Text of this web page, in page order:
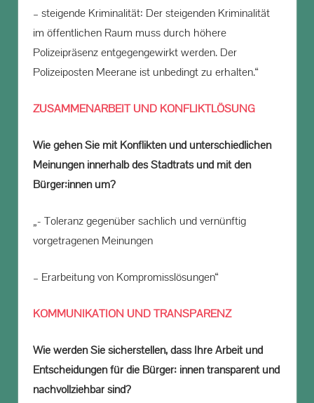
– steigende Kriminalität: Der steigenden Kriminalität
im öffentlichen Raum muss durch höhere
Polizeipräsenz entgegengewirkt werden. Der
Polizeiposten Meerane ist unbedingt zu erhalten.“
ZUSAMMENARBEIT UND KONFLIKTLÖSUNG
Wie gehen Sie mit Konflikten und unterschiedlichen
Meinungen innerhalb des Stadtrats und mit den
Bürger:innen um?
„- Toleranz gegenüber sachlich und vernünftig
vorgetragenen Meinungen
– Erarbeitung von Kompromisslösungen“
KOMMUNIKATION UND TRANSPARENZ
Wie werden Sie sicherstellen, dass Ihre Arbeit und
Entscheidungen für die Bürger: innen transparent und
nachvollziehbar sind?